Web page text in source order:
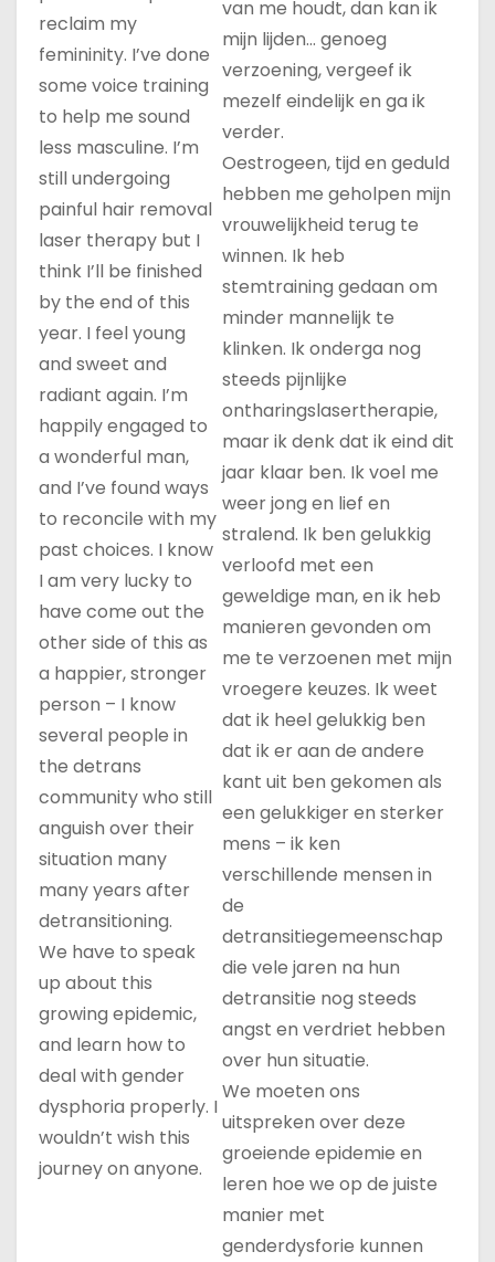
reclaim my
femininity. I’ve done
some voice training
to help me sound
less masculine. I’m
still undergoing
painful hair removal
laser therapy but I
think I’ll be finished
by the end of this
year. I feel young
and sweet and
radiant again. I’m
happily engaged to
a wonderful man,
and I’ve found ways
to reconcile with my
past choices. I know
I am very lucky to
have come out the
other side of this as
a happier, stronger
person – I know
several people in
the detrans
community who still
anguish over their
situation many
many years after
detransitioning.
We have to speak
up about this
growing epidemic,
and learn how to
deal with gender
dysphoria properly. I
wouldn’t wish this
journey on anyone.
van me houdt, dan kan ik
mijn lijden… genoeg
verzoening, vergeef ik
mezelf eindelijk en ga ik
verder.
Oestrogeen, tijd en geduld
hebben me geholpen mijn
vrouwelijkheid terug te
winnen. Ik heb
stemtraining gedaan om
minder mannelijk te
klinken. Ik onderga nog
steeds pijnlijke
ontharingslasertherapie,
maar ik denk dat ik eind dit
jaar klaar ben. Ik voel me
weer jong en lief en
stralend. Ik ben gelukkig
verloofd met een
geweldige man, en ik heb
manieren gevonden om
me te verzoenen met mijn
vroegere keuzes. Ik weet
dat ik heel gelukkig ben
dat ik er aan de andere
kant uit ben gekomen als
een gelukkiger en sterker
mens – ik ken
verschillende mensen in
de
detransitiegemeenschap
die vele jaren na hun
detransitie nog steeds
angst en verdriet hebben
over hun situatie.
We moeten ons
uitspreken over deze
groeiende epidemie en
leren hoe we op de juiste
manier met
genderdysforie kunnen